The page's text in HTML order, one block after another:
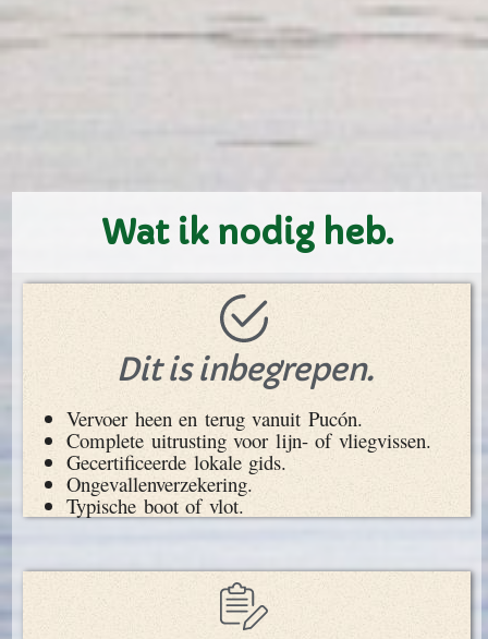
Wat ik nodig heb.
Dit is inbegrepen.
Vervoer heen en terug vanuit Pucón.
Complete uitrusting voor lijn- of vliegvissen.
Gecertificeerde lokale gids.
Ongevallenverzekering.
Typische boot of vlot.